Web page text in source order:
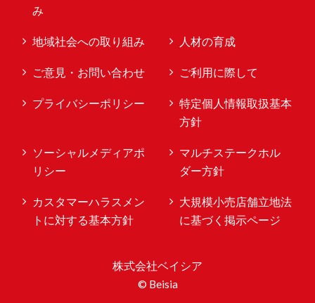
み
地域社会への取り組み 人材の育成
ご意見・お問い合わせ ご利用に際して
プライバシーポリシー
特定個人情報取扱基本
方針
ソーシャルメディアポ
リシー
マルチステークホル
ダー方針
カスタマーハラスメン
トに対する基本方針
大規模小売店舗立地法
に基づく掲示ページ
株式会社ベイシア
© Beisia